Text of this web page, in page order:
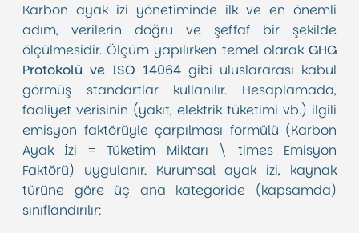
Karbon ayak izi yönetiminde ilk ve en önemli
adım, verilerin doğru ve şeffaf bir şekilde
ölçülmesidir. Ölçüm yapılırken temel olarak GHG
Protokolü ve ISO 14064gibi uluslararası kabul
görmüş standartlar kullanılır. Hesaplamada,
faaliyet verisinin (yakıt, elektrik tüketimi vb.) ilgili
emisyon faktörüyle çarpılması formülü (Karbon
Ayak İzi = Tüketim Miktarı \ times Emisyon
Faktörü) uygulanır. Kurumsal ayak izi, kaynak
türüne göre üç ana kategoride (kapsamda)
sınıflandırılır: